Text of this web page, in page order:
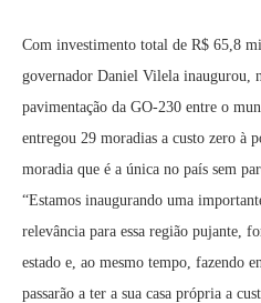
Com investimento total de R$ 65,8
governador Daniel Vilela inaugurou,
pavimentação da GO-230 entre o
entregou 29 moradias a custo zero à
moradia que é a única no país sem
“Estamos inaugurando uma
relevância para essa região pujante,
estado e, ao mesmo tempo, fazendo
passarão a ter a sua casa própria a